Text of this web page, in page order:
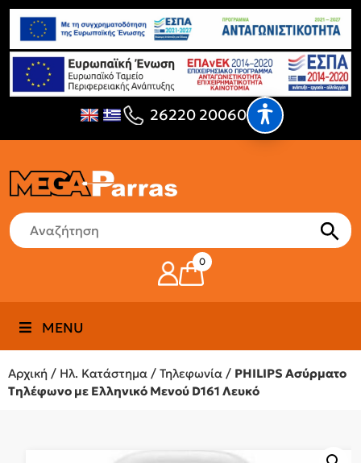
26220 20060
0
MENU
Αρχική / Ηλ. Κατάστημα / Τηλεφωνία / PHILIPS Ασύρματο
Τηλέφωνο με Ελληνικό Μενού D161 Λευκό